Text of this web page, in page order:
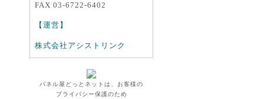
FAX 03-6722-6402
【運営】
株式会社アシストリンク
パネル屋どっとネットは、お客様の
プライバシー保護のため